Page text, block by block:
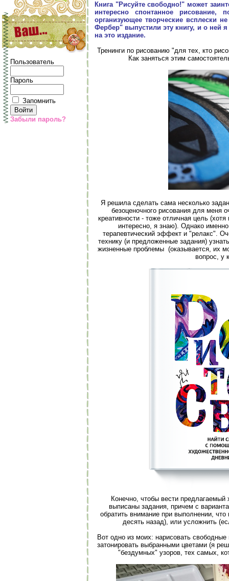
Пользователь
Пароль
Запомнить
Забыли пароль?
Книга "Рисуйте свободно!" может
интересно спонтанное рисование,
организующее творческие всплески
Фербер" выпустили эту книгу, и о ней
на это издание.
Тренинги по рисованию "для тех, кто
Как заняться этим
Я решила сделать сама несколько
безоценочного рисования для меня
креативности - тоже отличная цель
интересно, я знаю). Однако
терапевтический эффект и "релакс".
технику (и предложенные задания)
жизненные проблемы (оказывается, их
вопрос, у
Конечно, чтобы вести
выписаны задания, причем с
обратить внимание при выполнении,
десять назад), или усложнить
Вот одно из моих: нарисовать
затонировать выбранными цветами (я
"бездумных" узоров, тех самых,